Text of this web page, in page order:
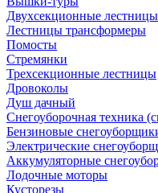
Двухсекционные лестницы
Лестницы трансформеры
Помосты
Стремянки
Трехсекционные лестницы
Дровоколы
Душ дачный
Снегоуборочная техника
Бензиновые
Электрические
Аккумуляторные
Лодочные моторы
Кусторезы